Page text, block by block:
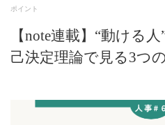
ポイント
【note連載】“動ける
己決定理論で見る3つ